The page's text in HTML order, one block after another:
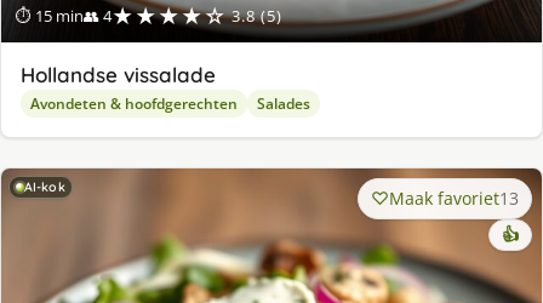
⏱ 15 min👥 4★★★★☆ 3.8 (5)
Hollandse vissalade
Avondeten & hoofdgerechten Salades
AI-kok Maak favoriet13
👍